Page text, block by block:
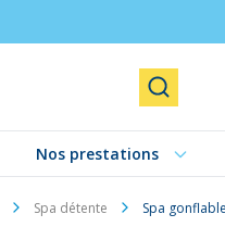
Rechercher
Nos prestations
Spa détente Spa